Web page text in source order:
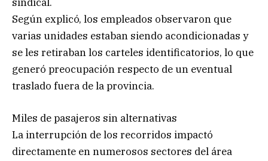
Según explicó, los empleados observaron que
varias unidades estaban siendo acondicionadas y
se les retiraban los carteles identificatorios, lo que
generó preocupación respecto de un eventual
traslado fuera de la provincia.
Miles de pasajeros sin alternativas
La interrupción de los recorridos impactó
directamente en numerosos sectores del área